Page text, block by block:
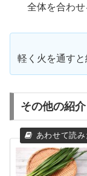
全体を合わせ
軽く火を通すと
その他の紹